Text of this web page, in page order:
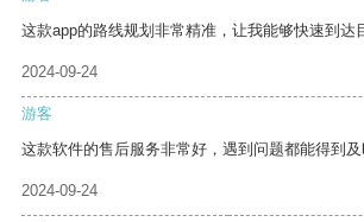
这款app的路线规划非常精准，让我能够快速到达
2024-09-24
游客
这款软件的售后服务非常好，遇到问题都能得到及
2024-09-24